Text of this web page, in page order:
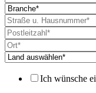
Ich wünsche